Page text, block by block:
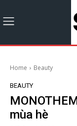
Home Beauty
BEAUTY
mùa hè